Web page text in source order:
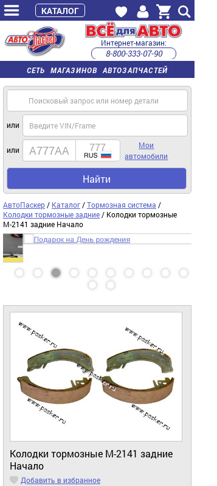
СЕТЬ МАГАЗИНОВ АВТОЗАПЧАСТЕЙ
Интернет-магазин:
8-800-333-07-90
часы работы с 9:00 до 22:00 (пн-пт)
или
или
Мои
автомобили
Найти
АвтоПаскер / Каталог /Тормозная система /
Колодки тормозные задние / Колодки тормозные
М-2141 задние Начало
Колодки тормозные М-2141 задние
Начало
Добавить в избранное
КАТАЛОГ